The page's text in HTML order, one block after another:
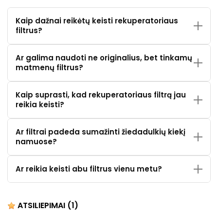
Kaip dažnai reikėtų keisti rekuperatoriaus
filtrus?
Ar galima naudoti ne originalius, bet tinkamų
matmenų filtrus?
Kaip suprasti, kad rekuperatoriaus filtrą jau
reikia keisti?
Ar filtrai padeda sumažinti žiedadulkių kiekį
namuose?
Ar reikia keisti abu filtrus vienu metu?
ATSILIEPIMAI (1)